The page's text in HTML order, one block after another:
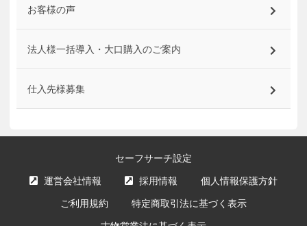
お客様の声
法人様一括導入・大口購入のご案内
仕入先様募集
セーフサーチ設定
運営会社情報 採用情報 個人情報保護方針
ご利用規約 特定商取引法に基づく表示